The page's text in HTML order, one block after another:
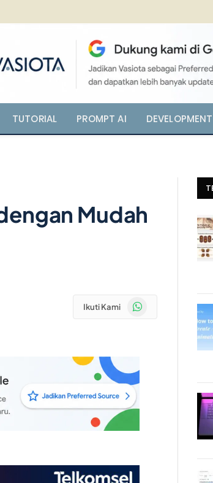
TUTORIAL PROMPT AI DEVELOPMENT
Mudah
Ikuti Kami WhatsApp